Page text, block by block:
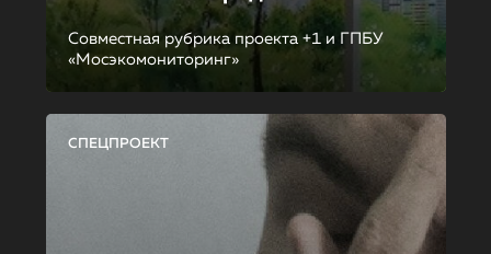
Совместная рубрика проекта +1 и ГПБУ
«Мосэкомониторинг»
СПЕЦПРОЕКТ